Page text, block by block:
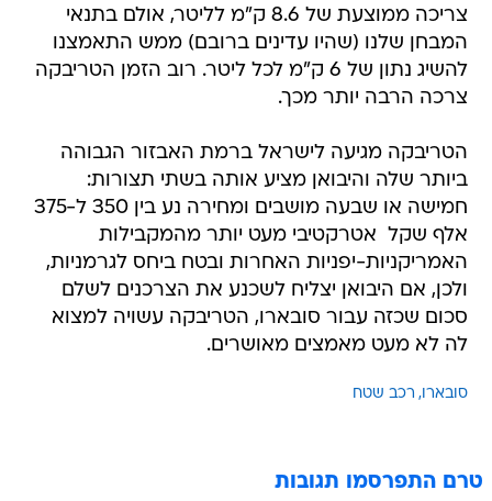
צריכה ממוצעת של 8.6 ק"מ לליטר, אולם בתנאי
המבחן שלנו (שהיו עדינים ברובם) ממש התאמצנו
להשיג נתון של 6 ק"מ לכל ליטר. רוב הזמן הטריבקה
צרכה הרבה יותר מכך.
הטריבקה מגיעה לישראל ברמת האבזור הגבוהה
ביותר שלה והיבואן מציע אותה בשתי תצורות:
חמישה או שבעה מושבים ומחירה נע בין 350 ל-375
אלף שקל  אטרקטיבי מעט יותר מהמקבילות
האמריקניות-יפניות האחרות ובטח ביחס לגרמניות,
ולכן, אם היבואן יצליח לשכנע את הצרכנים לשלם
סכום שכזה עבור סובארו, הטריבקה עשויה למצוא
לה לא מעט מאמצים מאושרים.
סובארו רכב שטח
טרם התפרסמו תגובות